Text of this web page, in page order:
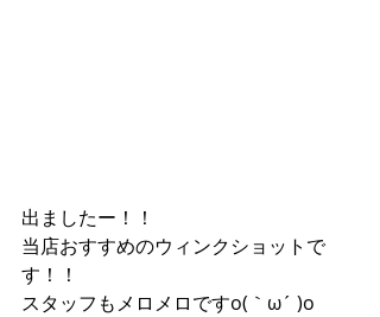
出ましたー！！
当店おすすめのウィンクショットで
す！！
スタッフもメロメロですo(｀ω´ )o